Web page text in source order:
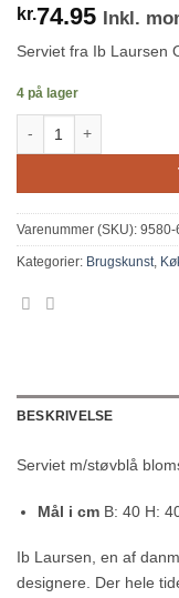
kr. 74.95 Inkl.
Serviet fra Ib Laursen
4 på lager
Varenummer (SKU): 9580-
Kategorier: Brugskunst,
BESKRIVELSE
Serviet m/støvblå
Mål i cm B: 40 H:
Ib Laursen, en af
designere. Der hele